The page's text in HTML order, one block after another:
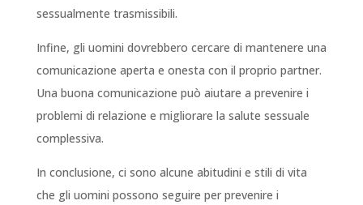
sessualmente trasmissibili.
Infine, gli uomini dovrebbero cercare di mantenere una
comunicazione aperta e onesta con il proprio partner.
Una buona comunicazione può aiutare a prevenire i
problemi di relazione e migliorare la salute sessuale
complessiva.
In conclusione, ci sono alcune abitudini e stili di vita
che gli uomini possono seguire per prevenire i